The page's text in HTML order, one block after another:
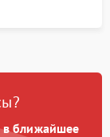
в ближайшее